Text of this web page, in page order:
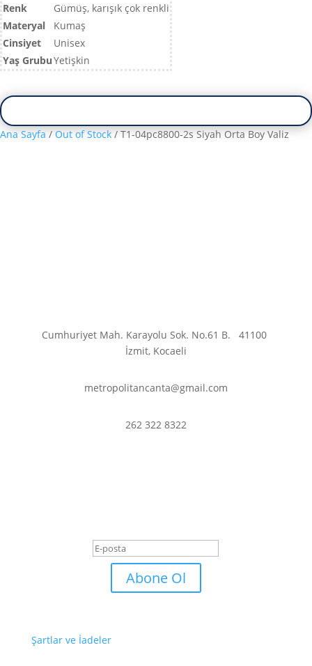
Renk
Gümüş, karışık çok renkli
Materyal
Kumaş
Cinsiyet
Unisex
Yaş GrubuYetişkin
Ana Sayfa/Out of Stock/ T1-04pc8800-2s Siyah Orta Boy Valiz
Cumhuriyet Mah. Karayolu Sok. No.61 B.41100
İzmit, Kocaeli
metropolitancanta@gmail.com
262 322 8322
Abone Ol
Şartlar ve İadeler